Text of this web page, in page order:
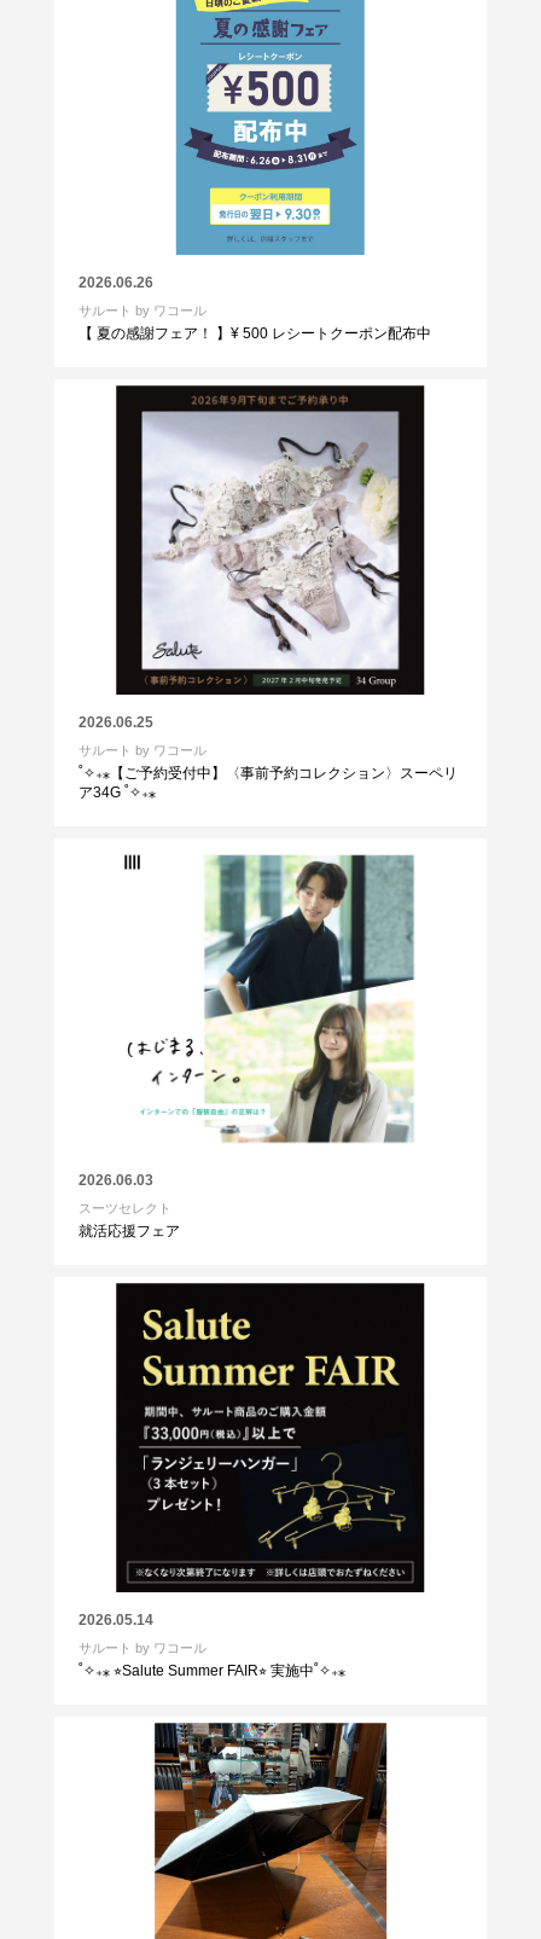
2026.06.26
サルート by ワコール
【 夏の感謝フェア！ 】¥ 500 レシートクーポン配布中
2026.06.25
サルート by ワコール
˚✧₊⁎【ご予約受付中】〈事前予約コレクション〉スーペリ
ア34G ˚✧₊⁎
2026.06.03
スーツセレクト
就活応援フェア
2026.05.14
サルート by ワコール
˚✧₊⁎ ⭐︎Salute Summer FAIR⭐︎ 実施中˚✧₊⁎